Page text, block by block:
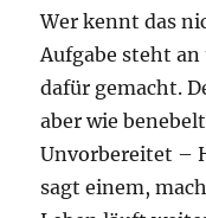
Wer kennt das
Aufgabe steht
dafür gemacht.
aber wie
Unvorbereitet –
sagt einem,